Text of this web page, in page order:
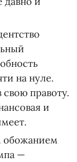
на нуле.
свою правоту.
и
обожанием
—